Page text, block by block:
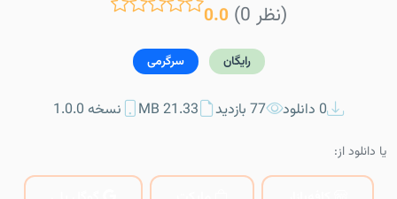
0.0 (0 نظر)
رایگان سرگرمی
0 دانلود 77 بازدید 21.33 MB نسخه 1.0.0
یا دانلود از: